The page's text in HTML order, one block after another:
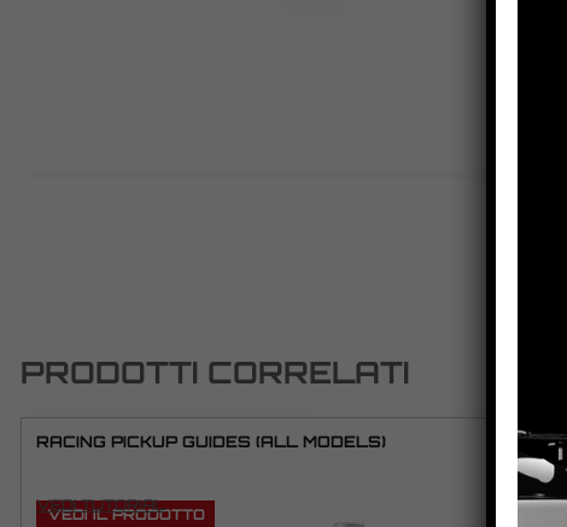
PRODOTTI CORRELATI
RACING PICKUP GUIDES (ALL MODELS)
VEDI TUTORIAL
VEDI IL PRODOTTO